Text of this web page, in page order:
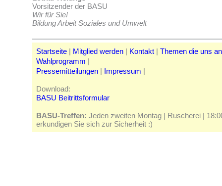
Vorsitzender der BASU
Wir für Sie!
Bildung Arbeit Soziales und Umwelt
Startseite | Mitglied werden | Kontakt | Themen die uns
Wahlprogramm |
Pressemitteilungen | Impressum |
Download:
BASU Beitrittsformular
BASU-Treffen: Jeden zweiten Montag | Ruscherei |
erkundigen Sie sich zur Sicherheit :)